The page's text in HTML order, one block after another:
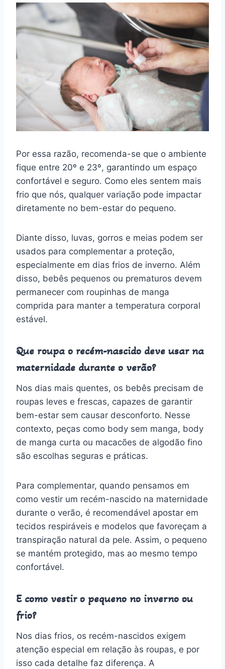
Por essa razão, recomenda-se que o ambiente
fique entre 20º e 23º, garantindo um espaço
confortável e seguro. Como eles sentem mais
frio que nós, qualquer variação pode impactar
diretamente no bem-estar do pequeno.
Diante disso, luvas, gorros e meias podem ser
usados para complementar a proteção,
especialmente em dias frios de inverno. Além
disso, bebês pequenos ou prematuros devem
permanecer com roupinhas de manga
comprida para manter a temperatura corporal
estável.
Que roupa o recém-nascido deve usar na
maternidade durante o verão?
Nos dias mais quentes, os bebês precisam de
roupas leves e frescas, capazes de garantir
bem-estar sem causar desconforto. Nesse
contexto, peças como body sem manga, body
de manga curta ou macacões de algodão fino
são escolhas seguras e práticas.
Para complementar, quando pensamos em
como vestir um recém-nascido na maternidade
durante o verão, é recomendável apostar em
tecidos respiráveis e modelos que favoreçam a
transpiração natural da pele. Assim, o pequeno
se mantém protegido, mas ao mesmo tempo
confortável.
E como vestir o pequeno no inverno ou
frio?
Nos dias frios, os recém-nascidos exigem
atenção especial em relação às roupas, e por
isso cada detalhe faz diferença. A